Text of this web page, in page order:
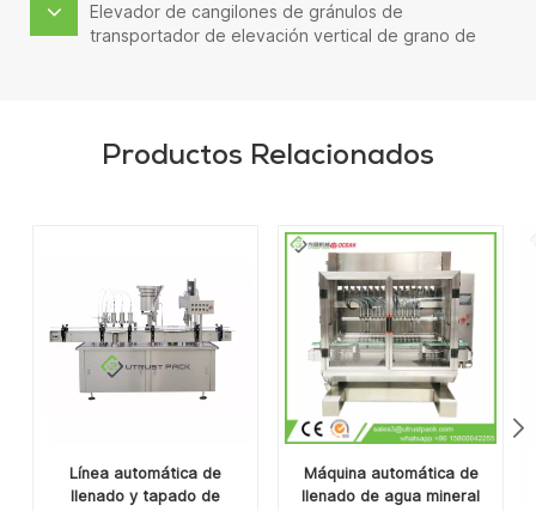
Elevador de cangilones de gránulos de
transportador de elevación vertical de grano de
Productos Relacionados
Línea automática de
llenado y tapado de
Máquina automática de
llenado de agua mineral